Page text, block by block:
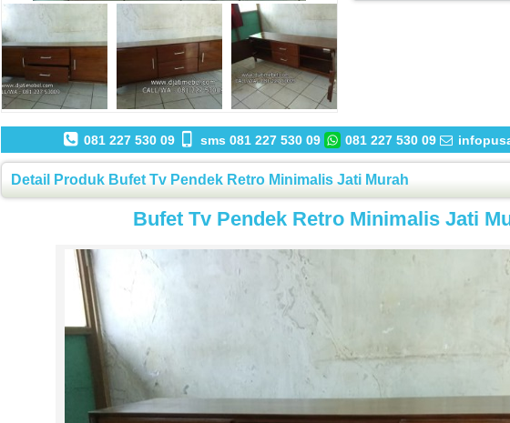
081 227 530 09 sms 081 227 530 09 081 227 530 09
Detail Produk Bufet Tv Pendek Retro Minimalis Jati Murah
Bufet Tv Pendek Retro Minimalis Jati